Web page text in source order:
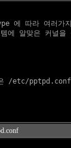
에 따라 여러가
에 알맞은 커널을
/etc/